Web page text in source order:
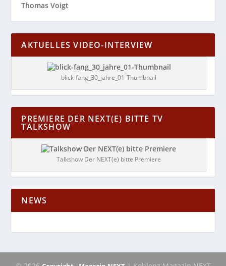
Thomas Voigt
AKTUELLES VIDEO-INTERVIEW
blick-fang_30_jahre_01-Thumbnail
PREMIERE DER NEXT(E) BITTE TV
TALKSHOW
Talkshow Der NEXT(e) bitte Premiere
NEWS